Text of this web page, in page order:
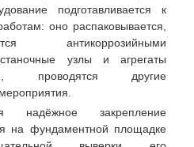
подготавливается к
оно распаковывается,
антикоррозийными
узлы и агрегаты
проводятся другие
надёжное закрепление
на фундаментной площадке